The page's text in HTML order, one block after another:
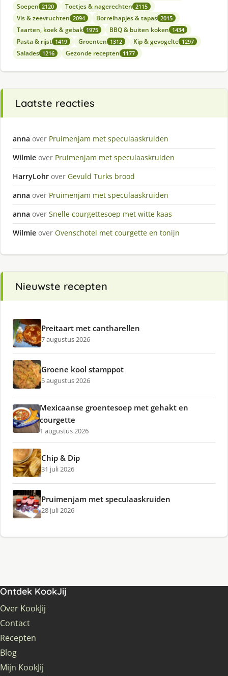
Soepen 2120 Toetjes & nagerechten 2115
Vis & zeevruchten 2094 Borrelhapjes & tapas 2015
Taarten, koek & gebak 1975 BBQ & buiten koken 1434
Pasta & rijst 1419 Groenten 1312 Kip & gevogelte 1297
Salades 1216 Gezonde recepten 1177
Laatste reacties
anna over Pruimenjam met speculaaskruiden
Wilmie over Pruimenjam met speculaaskruiden
HarryLohr over Gevuld Turks brood
anna over Pruimenjam met speculaaskruiden
anna over Snelle courgettesoep met witte kaas
Wilmie over Ovenschotel met courgette en tonijn
Nieuwste recepten
Preitaart met cantharellen
7 augustus 2026
Groene kool stamppot
5 augustus 2026
Mexicaanse groentesoep met gehakt en
courgette
1 augustus 2026
Chip & Dip
31 juli 2026
Pruimenjam met speculaaskruiden
28 juli 2026
Ontdek KookJij
Over KookJij
Contact
Recepten
Blog
Mijn KookJij